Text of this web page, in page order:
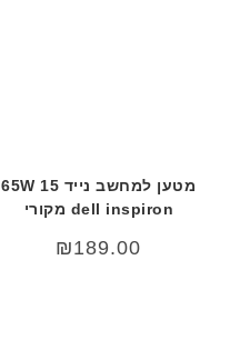
מטען למחשב נייד 15 65W
dell inspiron מקורי
₪189.00